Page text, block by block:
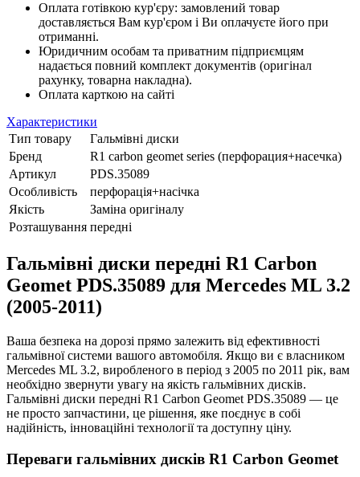
Оплата готівкою кур'єру: замовлений товар
доставляється Вам кур'єром і Ви оплачуєте його при
отриманні.
Юридичним особам та приватним підприємцям
надається повний комплект документів (оригінал
рахунку, товарна накладна).
Оплата карткою на сайті
Характеристики
Тип товару
Гальмівні диски
Бренд
R1 carbon geomet series (перфорация+насечка)
Артикул
PDS.35089
Особливість
перфорація+насічка
Якість
Заміна оригіналу
Розташування передні
Гальмівні диски передні R1 Carbon
Geomet PDS.35089 для Mercedes ML 3.2
(2005-2011)
Ваша безпека на дорозі прямо залежить від ефективності
гальмівної системи вашого автомобіля. Якщо ви є власником
Mercedes ML 3.2, виробленого в період з 2005 по 2011 рік, вам
необхідно звернути увагу на якість гальмівних дисків.
Гальмівні диски передні R1 Carbon Geomet PDS.35089 — це
не просто запчастини, це рішення, яке поєднує в собі
надійність, інноваційні технології та доступну ціну.
Переваги гальмівних дисків R1 Carbon Geomet